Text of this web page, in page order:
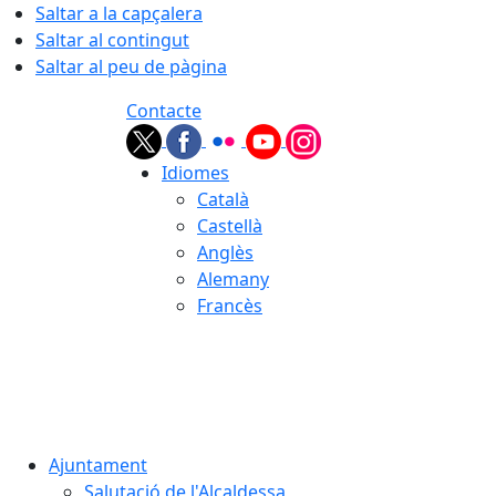
Saltar a la capçalera
Saltar al contingut
Saltar al peu de pàgina
Contacte
Idiomes
Català
Castellà
Anglès
Alemany
Francès
Ajuntament